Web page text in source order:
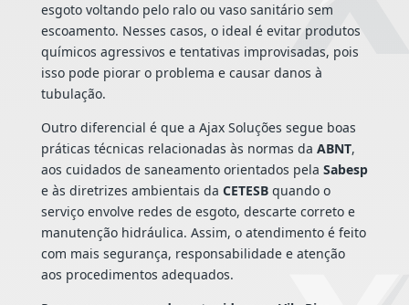
esgoto voltando pelo ralo ou vaso sanitário sem
escoamento. Nesses casos, o ideal é evitar produtos
químicos agressivos e tentativas improvisadas, pois
isso pode piorar o problema e causar danos à
tubulação.
Outro diferencial é que a Ajax Soluções segue boas
práticas técnicas relacionadas às normas da ABNT,
aos cuidados de saneamento orientados pela Sabesp
e às diretrizes ambientais da CETESBquando o
serviço envolve redes de esgoto, descarte correto e
manutenção hidráulica. Assim, o atendimento é feito
com mais segurança, responsabilidade e atenção
aos procedimentos adequados.